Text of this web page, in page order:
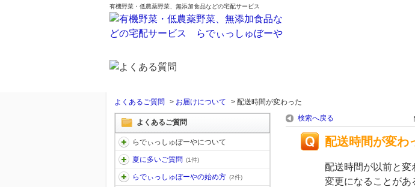
有機野菜・低農薬野菜、無添加食品などの宅配サービス
よくあるご質問 > お届けについて > 配送時間が変わった
よくあるご質問
らでぃっしゅぼーやについて
夏に多いご質問 (1件)
らでぃっしゅぼーやの始め方 (2件)
検索へ戻る
配送時間が変わ
配送時間が以前と変
変更になることがあ